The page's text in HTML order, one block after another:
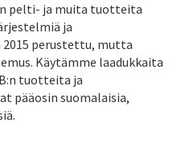
pelti- ja muita tuotteita
ja
perustettu, mutta
Käytämme laadukkaita
tuotteita ja
pääosin suomalaisia,